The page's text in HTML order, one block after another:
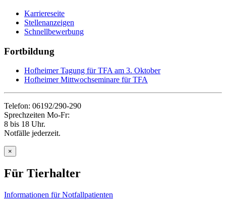
Karriereseite
Stellenanzeigen
Schnellbewerbung
Fortbildung
Hofheimer Tagung für TFA am 3. Oktober
Hofheimer Mittwochseminare für TFA
Telefon: 06192/290-290
Sprechzeiten Mo-Fr:
8 bis 18 Uhr.
Notfälle jederzeit.
×
Für Tierhalter
Informationen für Notfallpatienten